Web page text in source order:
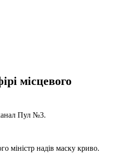
місцевого
Пул №3.
міністр надів маску криво.